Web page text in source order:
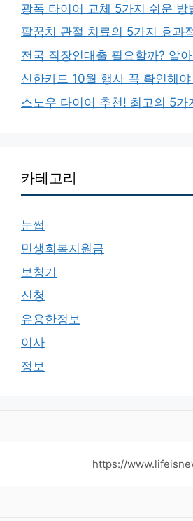
광폭 타이어 교체 5가지 쉬운 방
팔꿈치 관절 치료의 5가지 효과
전국 직장인대출 필요할까? 알
신한카드 10월 행사 꼭 확인해
스노우 타이어 추천! 최고의 5가
카테고리
눈썹
민생회복지원금
보청기
신청
유용한정보
이사
정보
https://